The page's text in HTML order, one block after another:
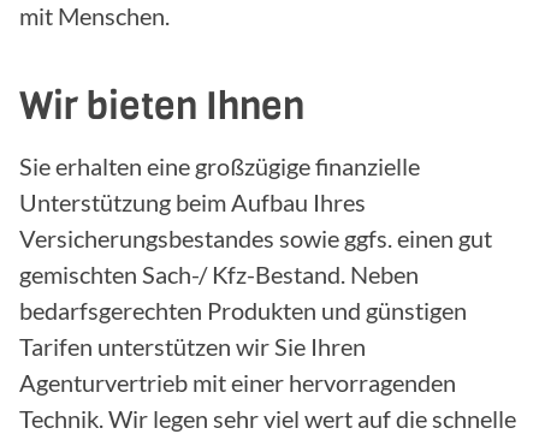
mit Menschen.
Wir bieten Ihnen
Sie erhalten eine großzügige finanzielle
Unterstützung beim Aufbau Ihres
Versicherungsbestandes sowie ggfs. einen gut
gemischten Sach-/ Kfz-Bestand. Neben
bedarfsgerechten Produkten und günstigen
Tarifen unterstützen wir Sie Ihren
Agenturvertrieb mit einer hervorragenden
Technik. Wir legen sehr viel wert auf die schnelle